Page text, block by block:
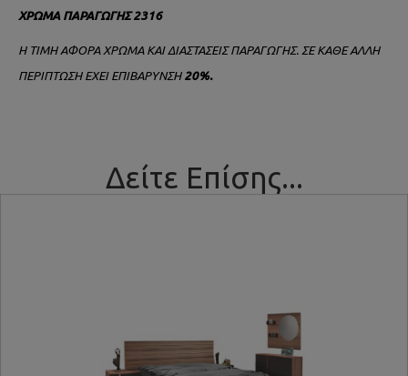
ΧΡΩΜΑ ΠΑΡΑΓΩΓΗΣ 2316
Η ΤΙΜΗ ΑΦΟΡΑ ΧΡΩΜΑ ΚΑΙ ΔΙΑΣΤΑΣΕΙΣ ΠΑΡΑΓΩΓΗΣ. ΣΕ ΚΑΘΕ ΑΛΛΗ
ΠΕΡΙΠΤΩΣΗ ΕΧΕΙ ΕΠΙΒΑΡΥΝΣΗ 20%.
Δείτε Επίσης...